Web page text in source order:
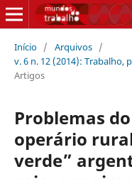
Início / Arquivos /
v. 6 n. 12 (2014): Trabalho,
Artigos
Problemas
operário
verde”